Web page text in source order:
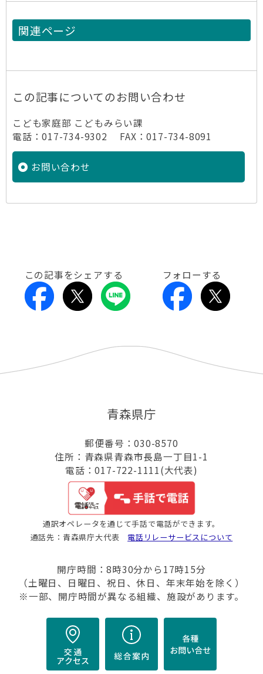
関連ページ
この記事についてのお問い合わせ
こども家庭部 こどもみらい課
電話：017-734-9302 FAX：017-734-8091
お問い合わせ
この記事をシェアする フォローする
青森県庁
郵便番号：030-8570
住所：青森県青森市長島一丁目1-1
電話：017-722-1111(大代表)
通訳オペレータを通じて手話で電話ができます。
通話先：青森県庁大代表 電話リレーサービスについて
開庁時間：8時30分から17時15分
（土曜日、日曜日、祝日、休日、年末年始を除く）
※一部、開庁時間が異なる組織、施設があります。